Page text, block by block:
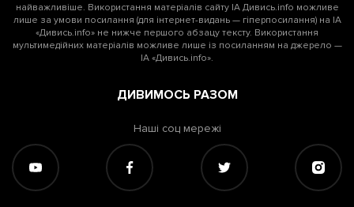
найважливіше. Використання матеріалів сайту ІА Дивись.info можливе
лише за умови посилання (для інтернет-видань — гіперпосилання) на ІА
«Дивись.info» не нижче першого абзацу тексту. Використання
мультимедійних матеріалів можливе лише із посиланням на джерело —
ІА «Дивись.info».
ДИВИМОСЬ РАЗОМ
Наші соц мережі